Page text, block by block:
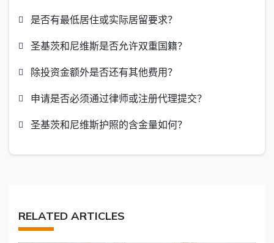
是否有最低居住或实际居留要求？
圣基茨和尼维斯是否允许双重国籍？
除投资金额外是否还有其他费用？
申请是否必须通过律师或注册代理提交？
圣基茨和尼维斯护照的含金量如何？
RELATED ARTICLES